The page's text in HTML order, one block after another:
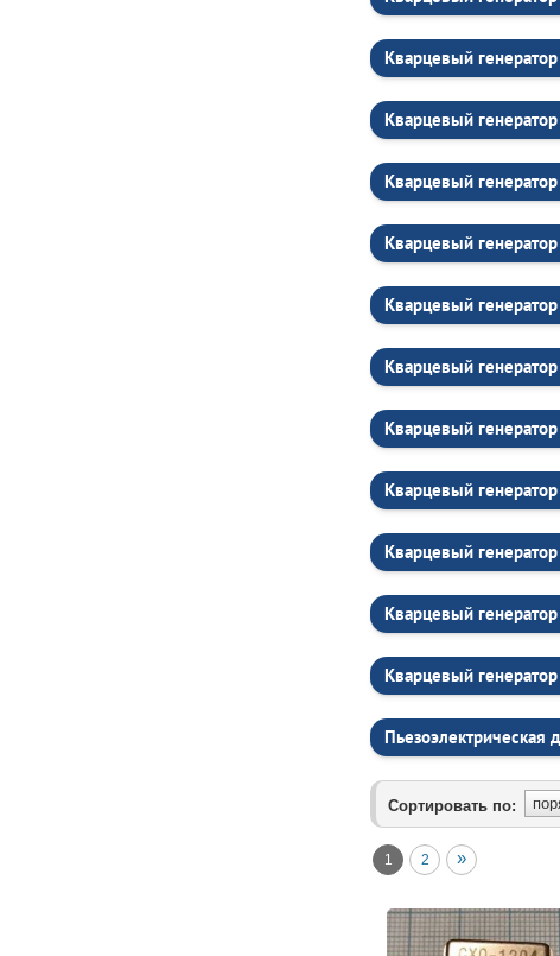
Кварцевый
Кварцевый
Кварцевый
Кварцевый
Кварцевый
Кварцевый
Кварцевый
Кварцевый
Кварцевый
Кварцевый
Кварцевый
Пьезоэлектрическая
Сортировать по:
1 2 »